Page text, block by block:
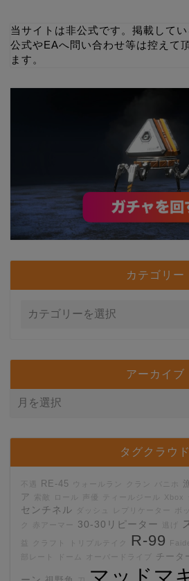
当サイトは非公式です。掲載して
公式やEAへ問い合わせ等は控えて
ます。
カテゴリー
アーカイブ
タグクラウド
RE-45 ウォールラン クラン
ア
声優 Xbox
センチネル ダッシュ レプリケーター ボ
赤アーマー 30-30リピーター
クラフト R-99 Faide
オーバードライブ チータ
マッドマ